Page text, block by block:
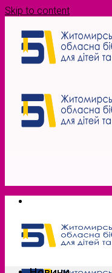
Skip to content